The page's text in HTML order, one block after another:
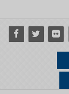
Facebook
Twitter Flickr